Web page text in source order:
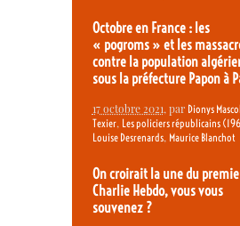
Octobre en France : les
« pogroms » et les
contre la population
sous la préfecture Papon à
17 octobre 2021, par Dionys
Texier, Les policiers républicains
Louise Desrenards, Maurice Blanchot
On croirait la une du
Charlie Hebdo, vous vous
souvenez ?